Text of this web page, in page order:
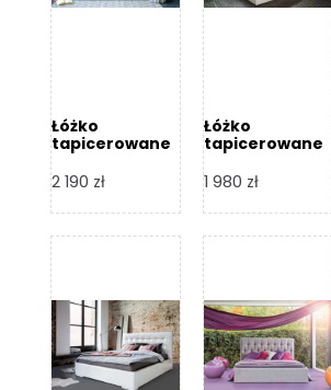
Łóżko
tapicerowane
Design
2 190 zł
Łóżko
tapicerowane
Design
1 980 zł